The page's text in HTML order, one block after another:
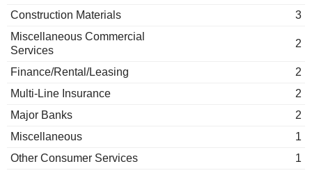
Emirates Development Bank
Regional Banks
Construction Materials
3
Miscellaneous Commercial
Services
2
Finance/Rental/Leasing
2
Multi-Line Insurance
2
Major Banks
2
Miscellaneous
1
Other Consumer Services
1